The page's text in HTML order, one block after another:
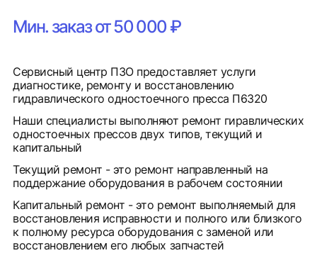
Мин. заказ от 50 000 ₽
Сервисный центр ПЗО предоставляет услуги
диагностике, ремонту и восстановлению
гидравлического одностоечного пресса П6320
Наши специалисты выполняют ремонт гиравлических
одностоечных прессов двух типов, текущий и
капитальный
Текущий ремонт - это ремонт направленный на
поддержание оборудования в рабочем состоянии
Капитальный ремонт - это ремонт выполняемый для
восстановления исправности и полного или близкого
к полному ресурса оборудования с заменой или
восстановлением его любых запчастей